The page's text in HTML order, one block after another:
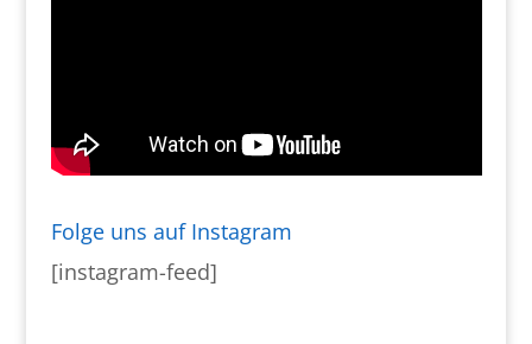
Folge uns auf Instagram
[instagram-feed]